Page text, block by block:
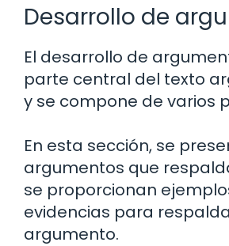
Desarrollo de
El desarrollo de
parte central del texto
y se compone de varios
En esta sección, se
argumentos que
se proporcionan
evidencias para
argumento.